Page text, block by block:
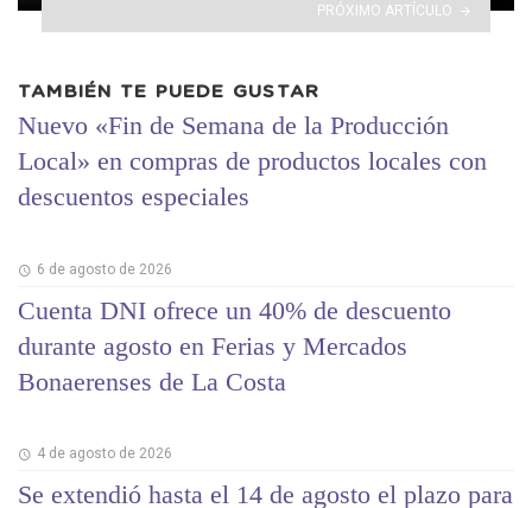
PRÓXIMO ARTÍCULO
TAMBIÉN TE PUEDE GUSTAR
Nuevo «Fin de Semana de la Producción
Local» en compras de productos locales con
descuentos especiales
6 de agosto de 2026
Cuenta DNI ofrece un 40% de descuento
durante agosto en Ferias y Mercados
Bonaerenses de La Costa
4 de agosto de 2026
Se extendió hasta el 14 de agosto el plazo para